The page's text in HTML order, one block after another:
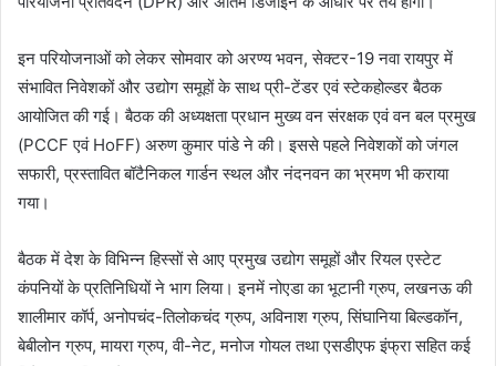
इन परियोजनाओं को लेकर सोमवार को अरण्य भवन, सेक्टर-19 नवा रायपुर में
संभावित निवेशकों और उद्योग समूहों के साथ प्री-टेंडर एवं स्टेकहोल्डर बैठक
आयोजित की गई। बैठक की अध्यक्षता प्रधान मुख्य वन संरक्षक एवं वन बल प्रमुख
(PCCF एवं HoFF) अरुण कुमार पांडे ने की। इससे पहले निवेशकों को जंगल
सफारी, प्रस्तावित बॉटैनिकल गार्डन स्थल और नंदनवन का भ्रमण भी कराया
गया।
बैठक में देश के विभिन्न हिस्सों से आए प्रमुख उद्योग समूहों और रियल एस्टेट
कंपनियों के प्रतिनिधियों ने भाग लिया। इनमें नोएडा का भूटानी ग्रुप, लखनऊ की
शालीमार कॉर्प, अनोपचंद-तिलोकचंद ग्रुप, अविनाश ग्रुप, सिंघानिया बिल्डकॉन,
बेबीलोन ग्रुप, मायरा ग्रुप, वी-नेट, मनोज गोयल तथा एसडीएफ इंफ्रा सहित कई